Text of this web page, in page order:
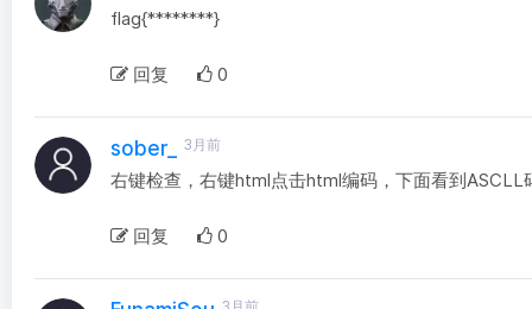
flag{********}
回复 0
sober_ 3月前
右键检查，右键html点击html编码，下面看到ASCLL
回复 0